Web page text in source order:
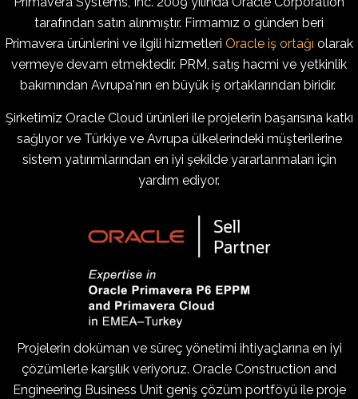
tarafından satın alınmıştır. Firmamız o günden beri
Primavera ürünlerini ve ilgili hizmetleri Oracle iş ortağı olarak
vermeye devam etmektedir. PRM, satış hacmi ve yetkinlik
bakımından Avrupa'nın en büyük iş ortaklarından biridir.
Şirketimiz Oracle Cloud ürünleri ile projelerin başarısına katkı
sağlıyor ve Türkiye ve Avrupa ülkelerindeki müşterilerine
sistem yatırımlarından en iyi şekilde yararlanmaları için
yardım ediyor.
Projelerin doküman ve süreç yönetimi ihtiyaçlarına en iyi
çözümlerle karşılık veriyoruz. Oracle Construction and
Engineering Business Unit geniş çözüm portföyü ile proje